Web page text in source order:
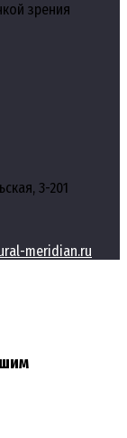
зрения
3-201
meridian.ru